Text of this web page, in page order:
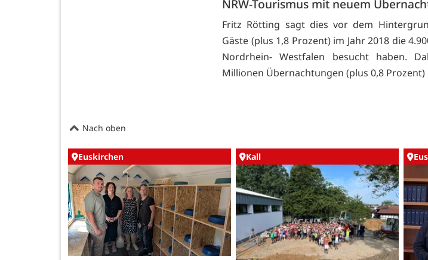
NRW-Tourismus mit neuem
Fritz Rötting sagt dies vor dem
Gäste (plus 1,8 Prozent) im Jahr 2018 die
Nordrhein- Westfalen besucht haben.
Millionen Übernachtungen (plus 0,8
Nach oben
Euskirchen Kall